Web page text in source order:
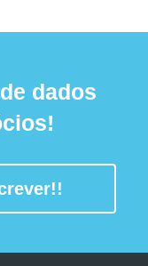
dados